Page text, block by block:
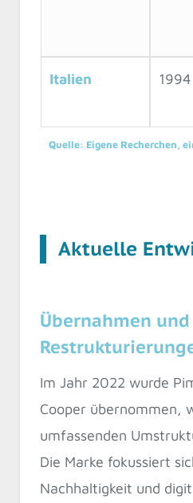
Italien 1994
Quelle: Eigene Recherchen,
Aktuelle
Übernahmen und
Im Jahr 2022 wurde
Cooper übernommen,
umfassenden
Die Marke fokussiert
Nachhaltigkeit und